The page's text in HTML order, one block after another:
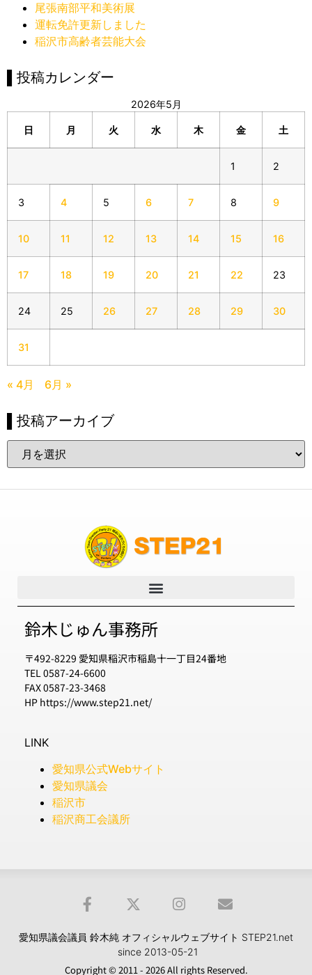
尾張南部平和美術展
運転免許更新しました
稲沢市高齢者芸能大会
▌投稿カレンダー
2026年5月
日 月 火 水 木 金 土
1 2
3 4 5 6 7 8 9
10 11 12 13 14 15 16
17 18 19 20 21 22 23
24 25 26 27 28 29 30
31
« 4月 6月 »
▌投稿アーカイブ
鈴木じゅん事務所
〒492-8229 愛知県稲沢市稲島十一丁目24番地
TEL 0587-24-6600
FAX 0587-23-3468
HP https://www.step21.net/
LINK
愛知県公式Webサイト
愛知県議会
稲沢市
稲沢商工会議所
愛知県議会議員 鈴木純 オフィシャルウェブサイト STEP21.net
since 2013-05-21
Copyright © 2011 - 2026 All rights Reserved.